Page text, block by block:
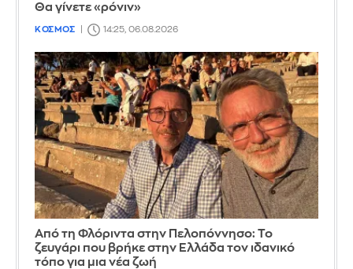
Θα γίνετε «ρόνιν»
ΚΟΣΜΟΣ 14:25, 06.08.2026
Από τη Φλόριντα στην Πελοπόννησο: Το
ζευγάρι που βρήκε στην Ελλάδα τον ιδανικό
τόπο για μια νέα ζωή